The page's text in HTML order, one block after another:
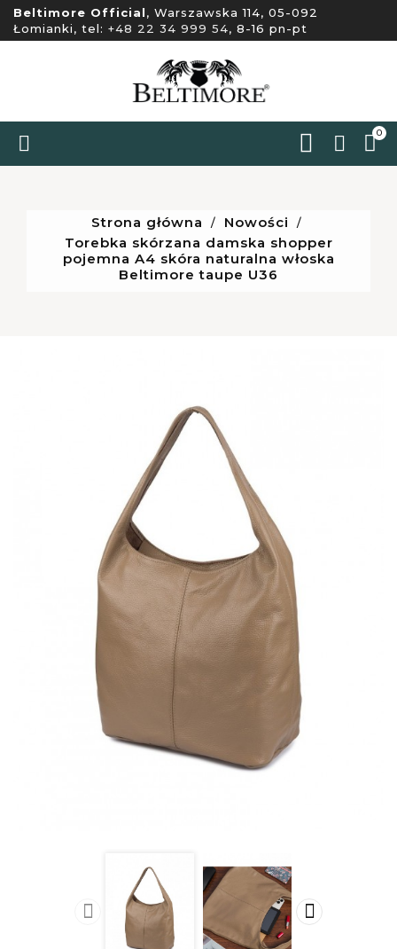
Beltimore Official, Warszawska 114, 05-092
Łomianki, tel: +48 22 34 999 54, 8-16 pn-pt

 0
Strona główna
Nowości
Torebka skórzana damska shopper
pojemna A4 skóra naturalna włoska
Beltimore taupe U36
 